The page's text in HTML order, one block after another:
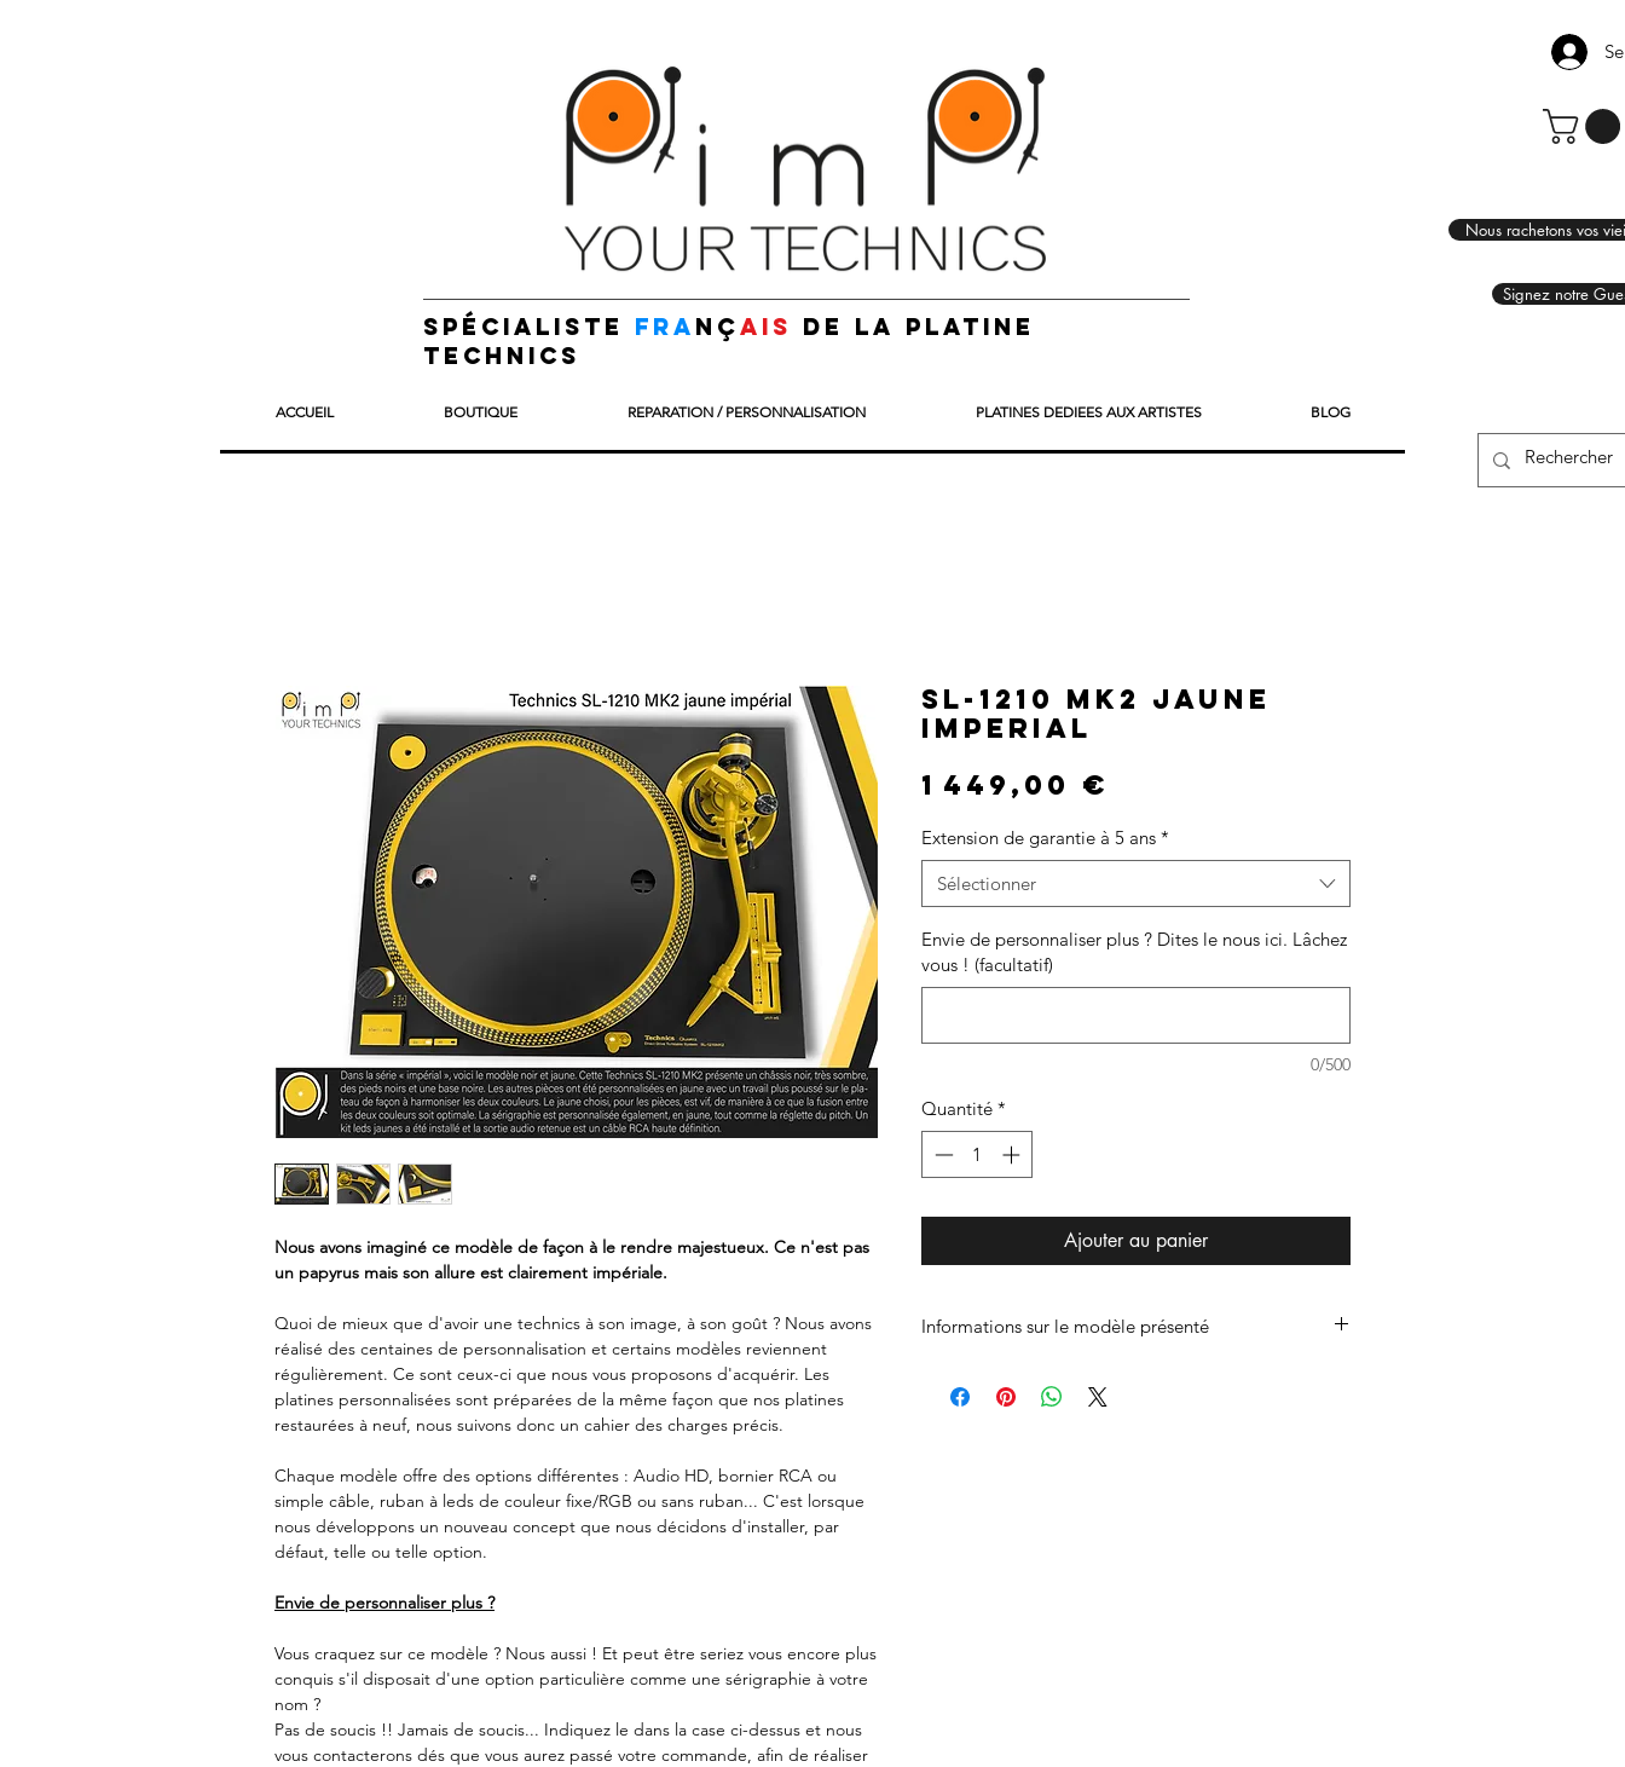
Spécialiste fra nçais de la platine
technics
Nous rachetons vos
Signez notre
ACCUEIL BOUTIQUE REPARATION / PERSONNALISATION PLATINES DEDIEES AUX ARTISTES BLOG
Nous avons imaginé ce modèle de façon à le rendre majestueux. Ce n'est pas
un papyrus mais son allure est clairement impériale.
Quoi de mieux que d'avoir une technics à son image, à son goût ? Nous avons
réalisé des centaines de personnalisation et certains modèles reviennent
régulièrement. Ce sont ceux-ci que nous vous proposons d'acquérir. Les
platines personnalisées sont préparées de la même façon que nos platines
restaurées à neuf, nous suivons donc un cahier des charges précis.
Chaque modèle offre des options différentes : Audio HD, bornier RCA ou
simple câble, ruban à leds de couleur fixe/RGB ou sans ruban... C'est lorsque
nous développons un nouveau concept que nous décidons d'installer, par
défaut, telle ou telle option.
Envie de personnaliser plus ?
Vous craquez sur ce modèle ? Nous aussi ! Et peut être seriez vous encore plus
conquis s'il disposait d'une option particulière comme une sérigraphie à votre
nom ?
Pas de soucis !! Jamais de soucis... Indiquez le dans la case ci-dessus et nous
vous contacterons dés que vous aurez passé votre commande, afin de réaliser
SL-1210 MK2 JAUNE
IMPERIAL
1 449,00 €
Extension de garantie à 5 ans *
Sélectionner
Envie de personnaliser plus ? Dites le nous ici. Lâchez
vous ! (facultatif)
0/500
Quantité *
Ajouter au panier
Informations sur le modèle présenté
Modèle présenté